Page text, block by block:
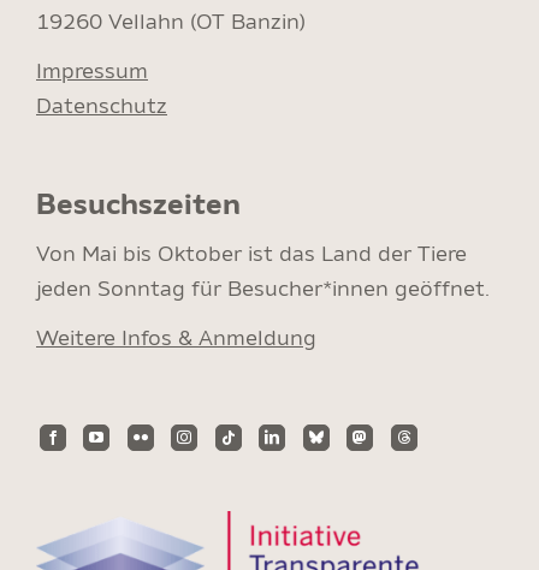
19260 Vellahn (OT Banzin)
Impressum
Datenschutz
Besuchszeiten
Von Mai bis Oktober ist das Land der Tiere
jeden Sonntag für Besucher*innen geöffnet.
Weitere Infos & Anmeldung